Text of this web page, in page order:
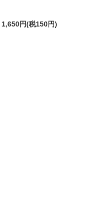
1,650円(税150円)